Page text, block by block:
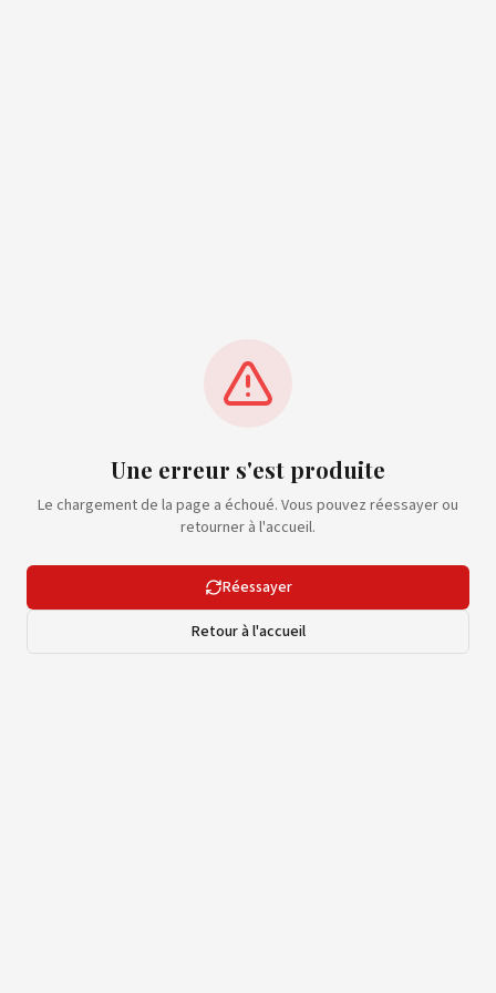
Une erreur s'est produite
Le chargement de la page a échoué. Vous pouvez réessayer ou
retourner à l'accueil.
Réessayer
Retour à l'accueil